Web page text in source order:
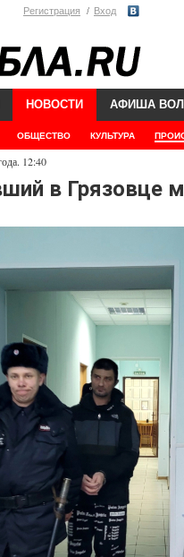
Регистрация Вход
НОВОСТИ
ОБЩЕСТВО КУЛЬТУРА
АФИША
12:40
в Грязовце